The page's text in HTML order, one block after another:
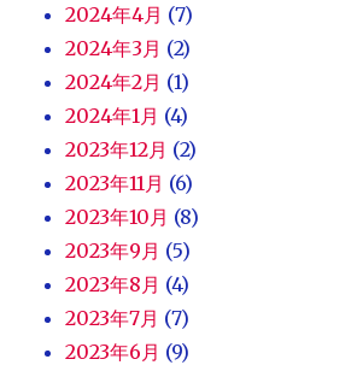
2024年4月 (7)
2024年3月 (2)
2024年2月 (1)
2024年1月 (4)
2023年12月 (2)
2023年11月 (6)
2023年10月 (8)
2023年9月 (5)
2023年8月 (4)
2023年7月 (7)
2023年6月 (9)